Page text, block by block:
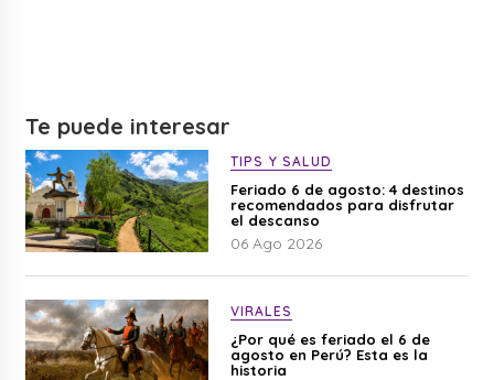
Te puede interesar
TIPS Y SALUD
Feriado 6 de agosto: 4 destinos
recomendados para disfrutar
el descanso
06 Ago 2026
VIRALES
¿Por qué es feriado el 6 de
agosto en Perú? Esta es la
historia